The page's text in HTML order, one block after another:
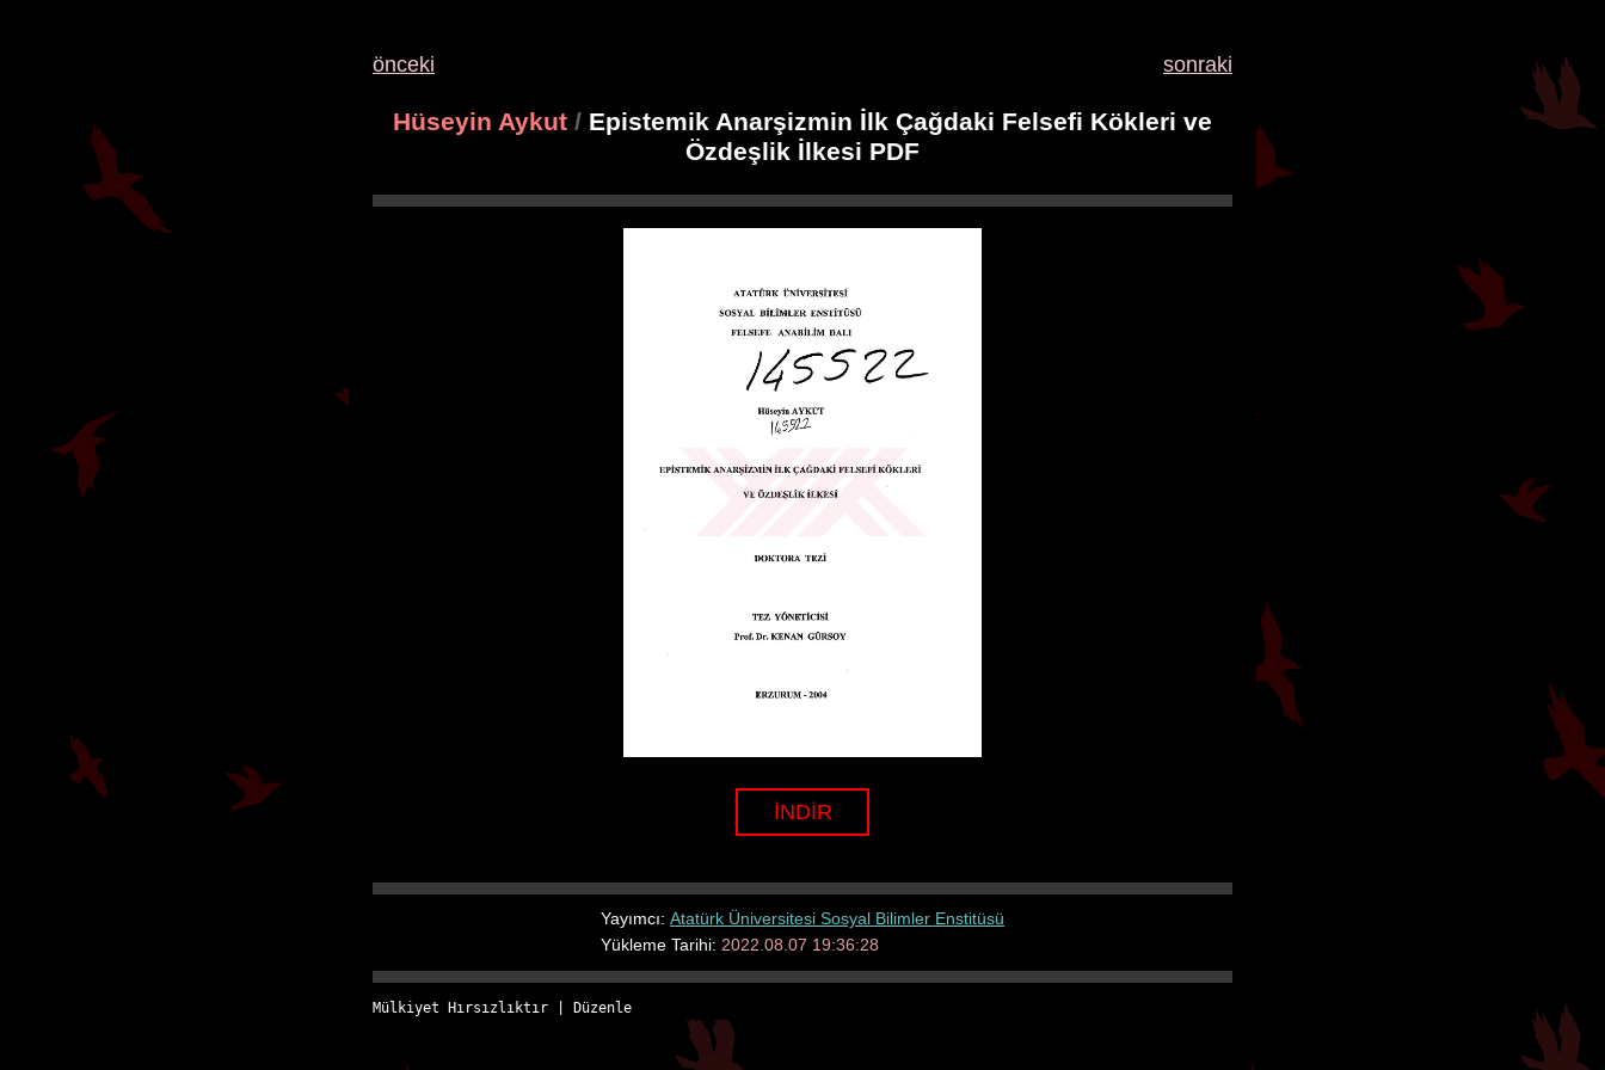
önceki sonraki
Hüseyin Aykut / Epistemik Anarşizmin İlk Çağdaki Felsefi Kökleri ve
Özdeşlik İlkesi PDF
İNDİR
Yayımcı: Atatürk Üniversitesi Sosyal Bilimler Enstitüsü
Yükleme Tarihi: 2022.08.07 19:36:28
Mülkiyet Hırsızlıktır Düzenle